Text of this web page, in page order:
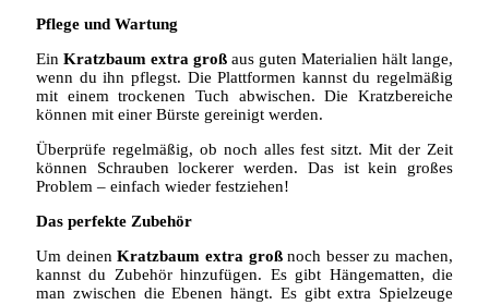
Pflege und Wartung
Ein Kratzbaum extra groß aus guten Materialien hält lange,
wenn du ihn pflegst. Die Plattformen kannst du regelmäßig
mit einem trockenen Tuch abwischen. Die Kratzbereiche
können mit einer Bürste gereinigt werden.
Überprüfe regelmäßig, ob noch alles fest sitzt. Mit der Zeit
können Schrauben lockerer werden. Das ist kein großes
Problem – einfach wieder festziehen!
Das perfekte Zubehör
Um deinenKratzbaum extra großnoch besser zu machen,
kannst du Zubehör hinzufügen. Es gibt Hängematten, die
man zwischen die Ebenen hängt. Es gibt extra Spielzeuge